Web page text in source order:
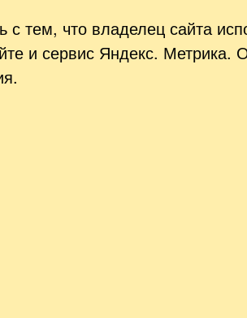
с тем, что владелец сайта
и сервис Яндекс. Метрика.